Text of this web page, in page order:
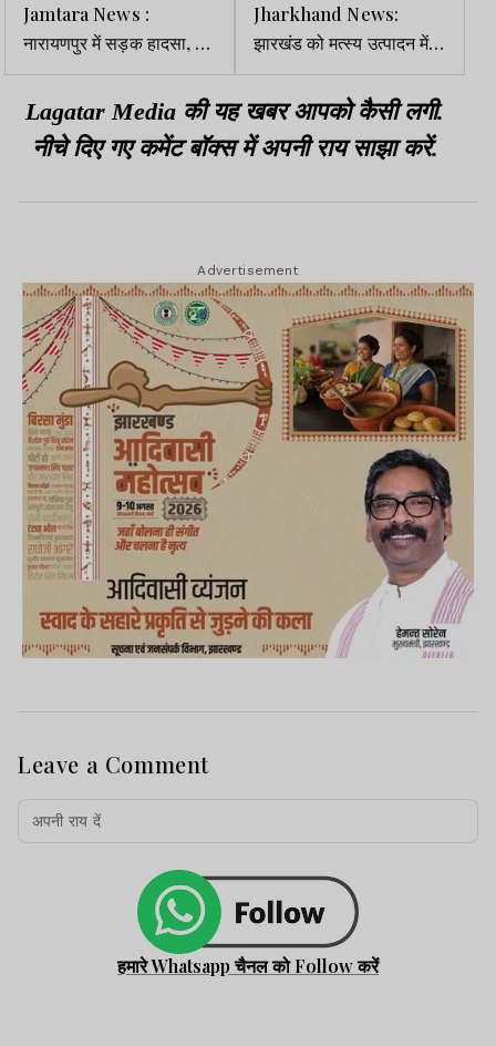
Jamtara News :
नारायणपुर में सड़क हादसा, दो
युवक घायल, एक धनबाद रेफर
Jharkhand News:
झारखंड को मत्स्य उत्पादन में
शीर्ष राज्य बनाएंगे: मंत्री शिल्पी
नेहा तिर्की
Lagatar Media की यह खबर आपको कैसी लगी.
नीचे दिए गए कमेंट बॉक्स में अपनी राय साझा करें.
Advertisement
Leave a Comment
हमारे Whatsapp चैनल को Follow करें